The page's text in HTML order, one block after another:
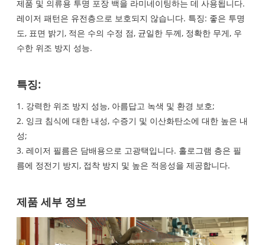
제품 및 의류용 투명 포장 백을 라미네이팅하는 데 사용됩니다.
레이저 패턴은 유전층으로 보호되지 않습니다. 특징: 좋은 투명
도, 표면 밝기, 적은 수의 수정 점, 균일한 두께, 정확한 무게, 우
수한 위조 방지 성능.
특징:
1. 강력한 위조 방지 성능, 아름답고 녹색 및 환경 보호;
2. 잉크 침식에 대한 내성, 수증기 및 이산화탄소에 대한 높은 내
성;
3. 레이저 필름은 담배용으로 고광택입니다. 홀로그램 층은 필
름에 정전기 방지, 접착 방지 및 높은 적응성을 제공합니다.
제품 세부 정보